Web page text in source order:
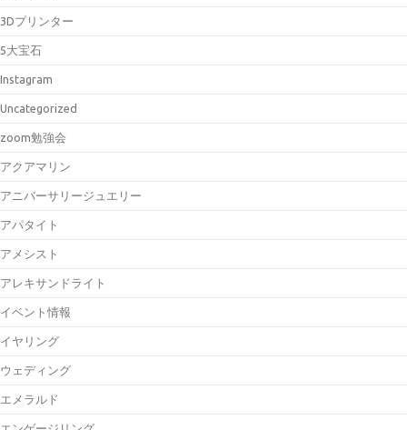
3Dプリンター
5大宝石
Instagram
Uncategorized
zoom勉強会
アクアマリン
アニバーサリージュエリー
アパタイト
アメシスト
アレキサンドライト
イベント情報
イヤリング
ウェディング
エメラルド